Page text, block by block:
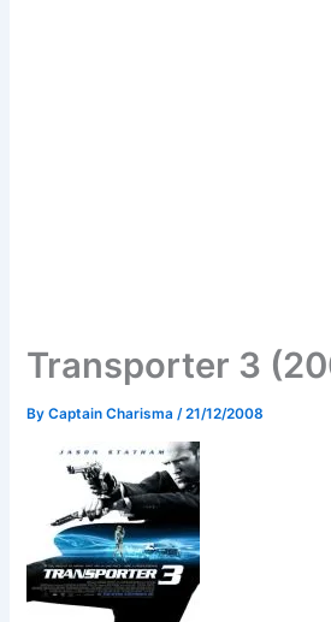
Transporter 3
ByCaptain Charisma /21/12/2008